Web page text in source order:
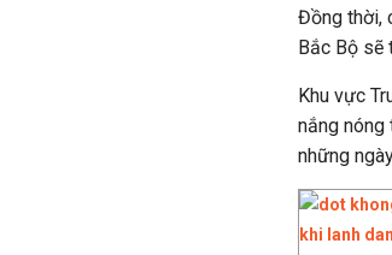
Đồng thời,
Bắc Bộ sẽ
Khu vực
nắng
những